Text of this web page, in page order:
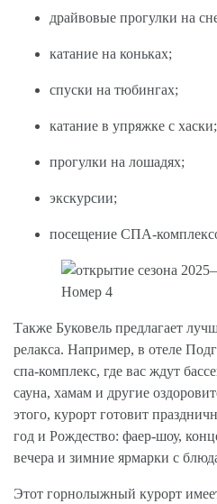
драйвовые прогулки на
катание на коньках;
спуски на тюбингах;
катание в упряжке с хаски;
прогулки на лошадях;
экскурсии;
посещение СПА-
Также Буковель предлагает
релакса. Например, в отеле
спа-комплекс, где вас ждут
сауна, хамам и другие
этого, курорт готовит
год и Рождество: фаер-шоу,
вечера и зимние ярмарки с
Этот горнолыжный курорт